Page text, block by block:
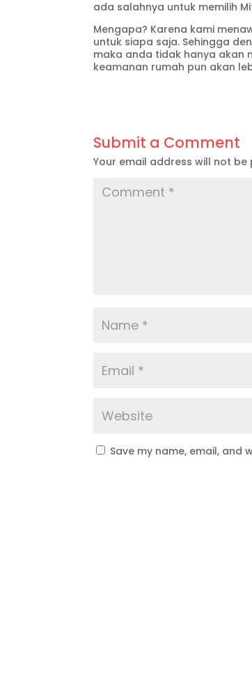
ada salahnya untuk memilih
Mengapa? Karena kami
untuk siapa saja. Sehingga
maka anda tidak hanya akan
keamanan rumah pun akan
Submit a Comment
Your email address will not be
Save my name, email, and